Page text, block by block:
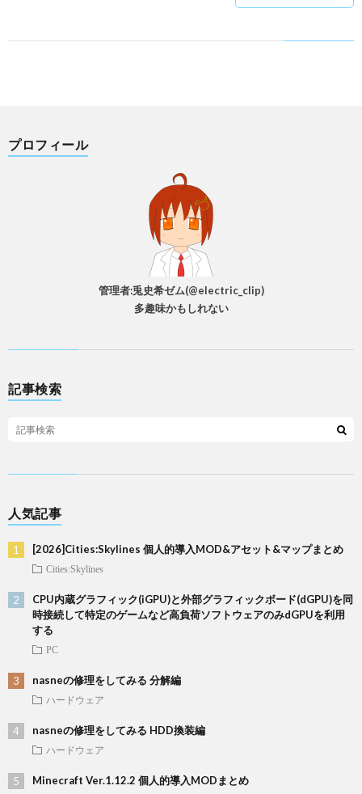
プロフィール
管理者:兎史希ゼム(@electric_clip)
多趣味かもしれない
記事検索
人気記事
[2026]Cities:Skylines 個人的導入MOD&アセット&マップまとめ
Cities:Skylines
CPU内蔵グラフィック(iGPU)と外部グラフィックボード(dGPU)を同
時接続して特定のゲームなど高負荷ソフトウェアのみdGPUを利用
する
PC
nasneの修理をしてみる 分解編
ハードウェア
nasneの修理をしてみる HDD換装編
ハードウェア
Minecraft Ver.1.12.2 個人的導入MODまとめ